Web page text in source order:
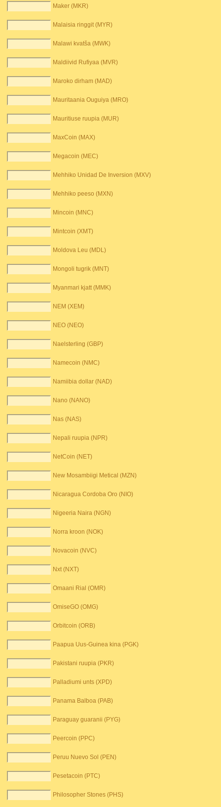
Maker (MKR)
Malaisia ​​ringgit (MYR)
Malawi kvatša (MWK)
Maldiivid Rufiyaa (MVR)
Maroko dirham (MAD)
Mauritaania Ouguiya (MRO)
Mauritiuse ruupia (MUR)
MaxCoin (MAX)
Megacoin (MEC)
Mehhiko Unidad De Inversion (MXV)
Mehhiko peeso (MXN)
Mincoin (MNC)
Mintcoin (XMT)
Moldova Leu (MDL)
Mongoli tugrik (MNT)
Myanmari kjatt (MMK)
NEM (XEM)
NEO (NEO)
Naelsterling (GBP)
Namecoin (NMC)
Namiibia dollar (NAD)
Nano (NANO)
Nas (NAS)
Nepali ruupia (NPR)
NetCoin (NET)
New Mosambiigi Metical (MZN)
Nicaragua Cordoba Oro (NIO)
Nigeeria Naira (NGN)
Norra kroon (NOK)
Novacoin (NVC)
Nxt (NXT)
Omaani Rial (OMR)
OmiseGO (OMG)
Orbitcoin (ORB)
Paapua Uus-Guinea kina (PGK)
Pakistani ruupia (PKR)
Palladiumi unts (XPD)
Panama Balboa (PAB)
Paraguay guaranii (PYG)
Peercoin (PPC)
Peruu Nuevo Sol (PEN)
Pesetacoin (PTC)
Philosopher Stones (PHS)